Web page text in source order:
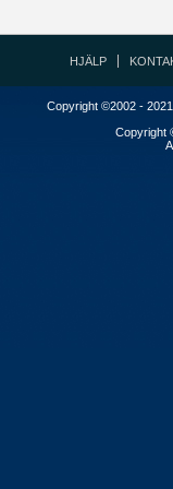
HJÄLP
Copyright ©2002 -
Copyright